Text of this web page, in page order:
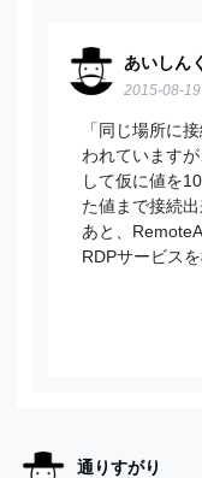
あいしん
2015-08-19
「同じ場所に
われています
して仮に値を
た値まで接続
あと、
RDPサービス
通りすがり